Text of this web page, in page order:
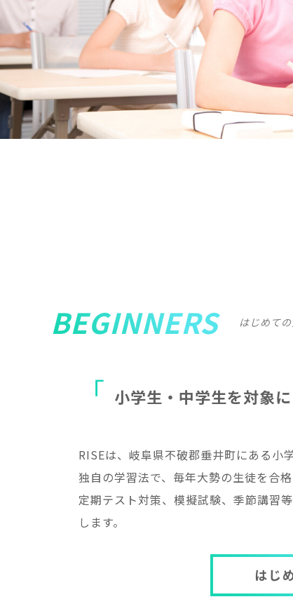
BEGINNERS はじめて
小学生 ・ 中学生を対象に
RISEは、岐阜県不破郡垂井町にある小
独自の学習法で、毎年大勢の生徒を合格
定期テスト対策、模擬試験、季節講習
します。
はじ